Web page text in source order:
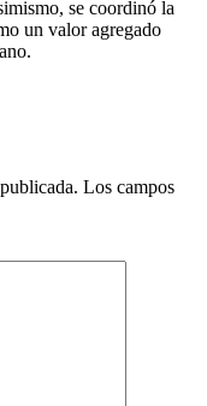
se coordinó la
un valor agregado
Los campos